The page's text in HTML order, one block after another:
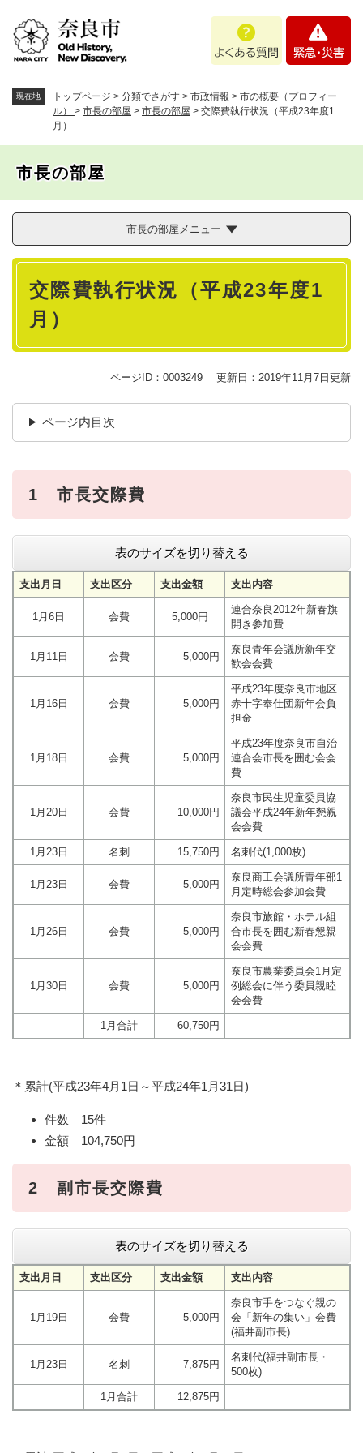
。
あ
問
・
現在地 トップページ > 分類でさがす > 市政情報 > 市の概要（プロフィー
ル） > 市長の部屋 > 市長の部屋 > 交際費執行状況（平成23年度1
月）
市長の部屋
市長の部屋メニュー
本
交際費執行状況（平成23年度1
月）
ページID：0003249 更新日：2019年11月7日更新
ページ内目次
1 市長交際費
表のサイズを切り替える
支出月日 支出区分 支出金額 支出内容
1月6日 会費 5,000円
連合奈良2012年新春旗
開き参加費
1月11日 会費 5,000円
奈良青年会議所新年交
歓会会費
1月16日 会費 5,000円
平成23年度奈良市地区
赤十字奉仕団新年会負
担金
1月18日 会費 5,000円
平成23年度奈良市自治
連合会市長を囲む会会
費
1月20日 会費 10,000円
奈良市民生児童委員協
議会平成24年新年懇親
会会費
1月23日 名刺 15,750円 名刺代(1,000枚)
1月23日 会費 5,000円
奈良商工会議所青年部1
月定時総会参加会費
1月26日 会費 5,000円
奈良市旅館・ホテル組
合市長を囲む新春懇親
会会費
1月30日 会費 5,000円
奈良市農業委員会1月定
例総会に伴う委員親睦
会会費
1月合計 60,750円
＊累計(平成23年4月1日～平成24年1月31日)
件数 15件
金額 104,750円
2 副市長交際費
表のサイズを切り替える
支出月日 支出区分 支出金額 支出内容
1月19日 会費 5,000円
奈良市手をつなぐ親の
会「新年の集い」会費
(福井副市長)
1月23日 名刺 7,875円
名刺代(福井副市長・
500枚)
1月合計 12,875円